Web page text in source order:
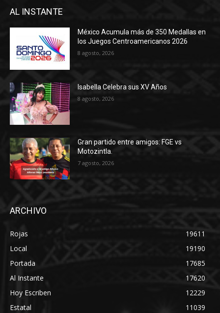
AL INSTANTE
México Acumula más de 350 Medallas en
los Juegos Centroamericanos 2026
8 agosto, 2026
Isabella Celebra sus XV Años
8 agosto, 2026
Gran partido entre amigos: FGE vs
Motozintla.
7 agosto, 2026
ARCHIVO
Rojas
19611
Local
19190
Portada
17685
Al Instante
17620
Hoy Escriben
12229
Estatal
11039